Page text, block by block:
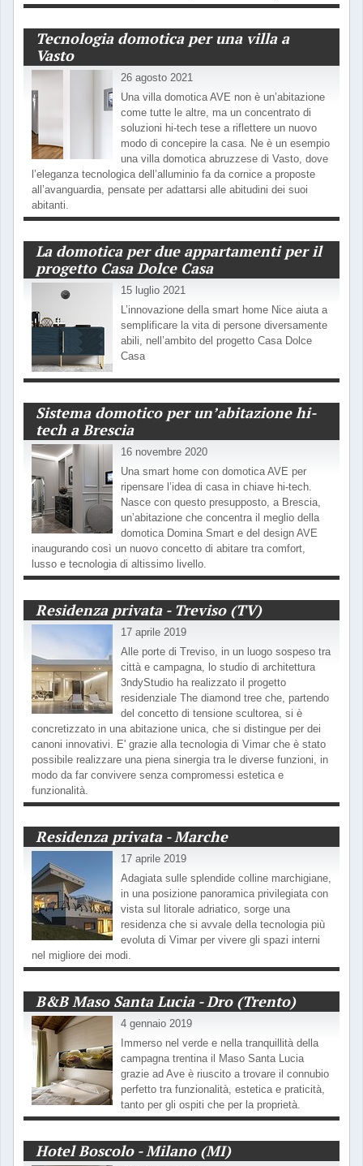
Tecnologia domotica per una villa a
Vasto
26 agosto 2021
Una villa domotica AVE non è un’abitazione
come tutte le altre, ma un concentrato di
soluzioni hi-tech tese a riflettere un nuovo
modo di concepire la casa. Ne è un esempio
una villa domotica abruzzese di Vasto, dove
l’eleganza tecnologica dell’alluminio fa da cornice a proposte
all’avanguardia, pensate per adattarsi alle abitudini dei suoi
abitanti.
La domotica per due appartamenti per il
progetto Casa Dolce Casa
15 luglio 2021
L’innovazione della smart home Nice aiuta a
semplificare la vita di persone diversamente
abili, nell’ambito del progetto Casa Dolce
Casa
Sistema domotico per un’abitazione hi-
tech a Brescia
16 novembre 2020
Una smart home con domotica AVE per
ripensare l’idea di casa in chiave hi-tech.
Nasce con questo presupposto, a Brescia,
un’abitazione che concentra il meglio della
domotica Domina Smart e del design AVE
inaugurando così un nuovo concetto di abitare tra comfort,
lusso e tecnologia di altissimo livello.
Residenza privata - Treviso (TV)
17 aprile 2019
Alle porte di Treviso, in un luogo sospeso tra
città e campagna, lo studio di architettura
3ndyStudio ha realizzato il progetto
residenziale The diamond tree che, partendo
del concetto di tensione scultorea, si è
concretizzato in una abitazione unica, che si distingue per dei
canoni innovativi. E' grazie alla tecnologia di Vimar che è stato
possibile realizzare una piena sinergia tra le diverse funzioni, in
modo da far convivere senza compromessi estetica e
funzionalità.
Residenza privata - Marche
17 aprile 2019
Adagiata sulle splendide colline marchigiane,
in una posizione panoramica privilegiata con
vista sul litorale adriatico, sorge una
residenza che si avvale della tecnologia più
evoluta di Vimar per vivere gli spazi interni
nel migliore dei modi.
B&B Maso Santa Lucia - Dro (Trento)
4 gennaio 2019
Immerso nel verde e nella tranquillità della
campagna trentina il Maso Santa Lucia
grazie ad Ave è riuscito a trovare il connubio
perfetto tra funzionalità, estetica e praticità,
tanto per gli ospiti che per la proprietà.
Hotel Boscolo - Milano (MI)